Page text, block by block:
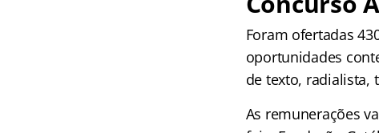
Foram ofertadas
oportunidades
de texto, radialista,
As remunerações